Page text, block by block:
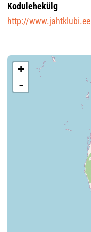
Kodulehekülg
http://www.jahtklubi.ee
+
-